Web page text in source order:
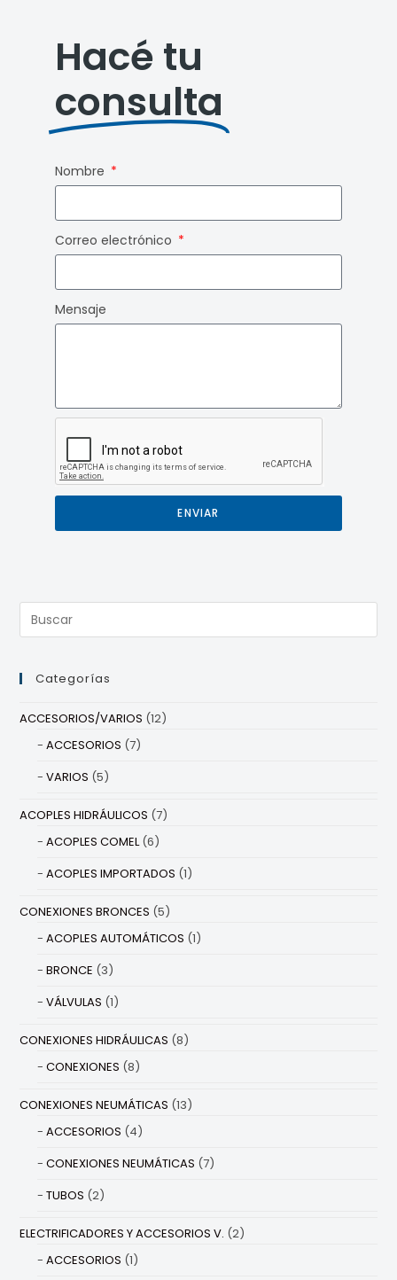
Hacé tu
consulta
Nombre
Correo electrónico
Mensaje
ENVIAR
Categorías
ACCESORIOS/VARIOS (12)
ACCESORIOS (7)
VARIOS (5)
ACOPLES HIDRÁULICOS (7)
ACOPLES COMEL(6)
ACOPLES IMPORTADOS (1)
CONEXIONES BRONCES (5)
ACOPLES AUTOMÁTICOS (1)
BRONCE (3)
VÁLVULAS (1)
CONEXIONES HIDRÁULICAS (8)
CONEXIONES (8)
CONEXIONES NEUMÁTICAS (13)
ACCESORIOS (4)
CONEXIONES NEUMÁTICAS (7)
TUBOS (2)
ELECTRIFICADORES Y ACCESORIOS V. (2)
ACCESORIOS (1)